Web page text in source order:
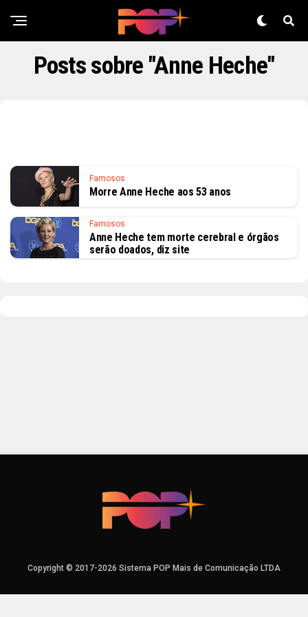
Posts sobre "Anne Heche"
Famosos
Morre Anne Heche aos 53 anos
Famosos
Anne Heche tem morte cerebral e órgãos
serão doados, diz site
Copyright © 2017-2026 Sistema POP Mais de Comunicação LTDA